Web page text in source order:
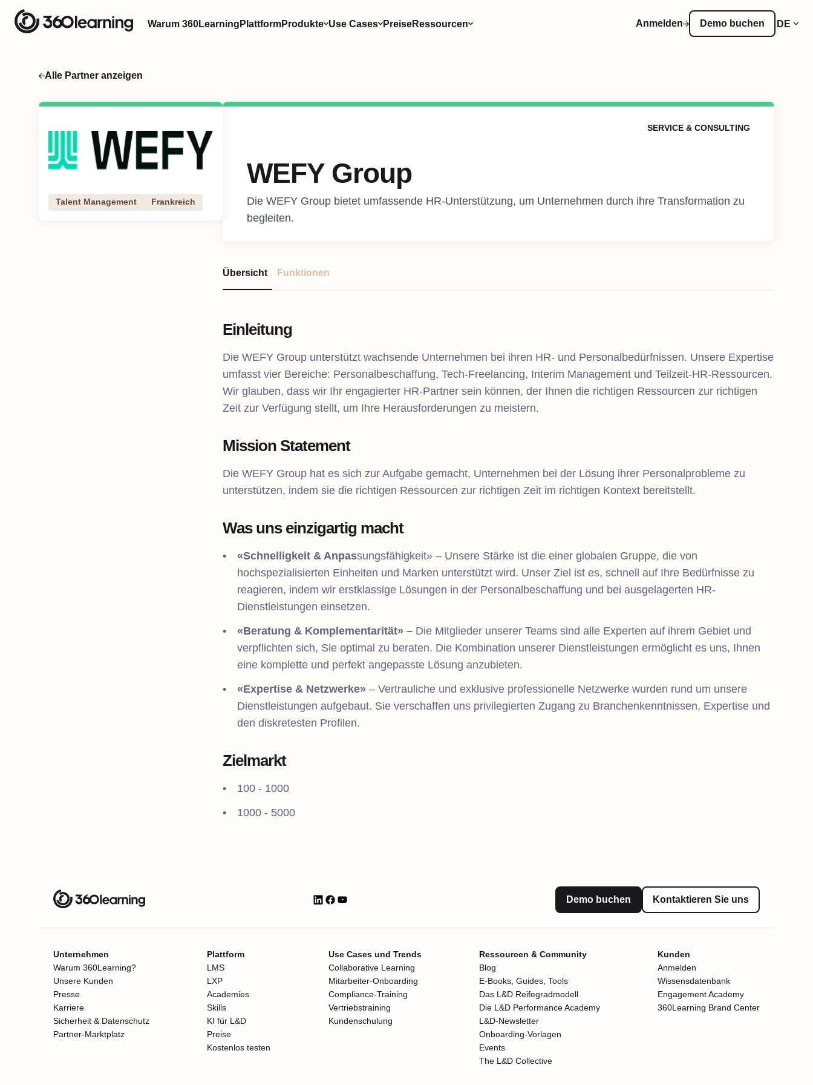
Warum 360Learning PlattformProdukte Use Cases PreiseRessourcen Anmelden Demo buchen DE
Alle Partner anzeigen
Talent Management Frankreich
SERVICE & CONSULTING
WEFY Group
Die WEFY Group bietet umfassende HR-Unterstützung, um Unternehmen durch ihre Transformation zu
begleiten.
Übersicht Funktionen
Einleitung
Die WEFY Group unterstützt wachsende Unternehmen bei ihren HR- und Personalbedürfnissen. Unsere Expertise
umfasst vier Bereiche: Personalbeschaffung, Tech-Freelancing, Interim Management und Teilzeit-HR-Ressourcen.
Wir glauben, dass wir Ihr engagierter HR-Partner sein können, der Ihnen die richtigen Ressourcen zur richtigen
Zeit zur Verfügung stellt, um Ihre Herausforderungen zu meistern.
Mission Statement
Die WEFY Group hat es sich zur Aufgabe gemacht, Unternehmen bei der Lösung ihrer Personalprobleme zu
unterstützen, indem sie die richtigen Ressourcen zur richtigen Zeit im richtigen Kontext bereitstellt.
Was uns einzigartig macht
«Schnelligkeit & Anpassungsfähigkeit» – Unsere Stärke ist die einer globalen Gruppe, die von
hochspezialisierten Einheiten und Marken unterstützt wird. Unser Ziel ist es, schnell auf Ihre Bedürfnisse zu
reagieren, indem wir erstklassige Lösungen in der Personalbeschaffung und bei ausgelagerten HR-
Dienstleistungen einsetzen.
«Beratung & Komplementarität» – Die Mitglieder unserer Teams sind alle Experten auf ihrem Gebiet und
verpflichten sich, Sie optimal zu beraten. Die Kombination unserer Dienstleistungen ermöglicht es uns, Ihnen
eine komplette und perfekt angepasste Lösung anzubieten.
«Expertise & Netzwerke» – Vertrauliche und exklusive professionelle Netzwerke wurden rund um unsere
Dienstleistungen aufgebaut. Sie verschaffen uns privilegierten Zugang zu Branchenkenntnissen, Expertise und
den diskretesten Profilen.
Zielmarkt
100 - 1000
1000 - 5000
Demo buchen Kontaktieren Sie uns
Unternehmen
Warum 360Learning?
Unsere Kunden
Presse
Karriere
Sicherheit & Datenschutz
Partner-Marktplatz
Plattform
LMS
LXP
Academies
Skills
KI für L&D
Preise
Kostenlos testen
Use Cases und Trends
Collaborative Learning
Mitarbeiter-Onboarding
Compliance-Training
Vertriebstraining
Kundenschulung
Ressourcen & Community
Blog
E-Books, Guides, Tools
Das L&D Reifegradmodell
Die L&D Performance Academy
L&D-Newsletter
Onboarding-Vorlagen
Events
The L&D Collective
Kunden
Anmelden
Wissensdatenbank
Engagement Academy
360Learning Brand Center